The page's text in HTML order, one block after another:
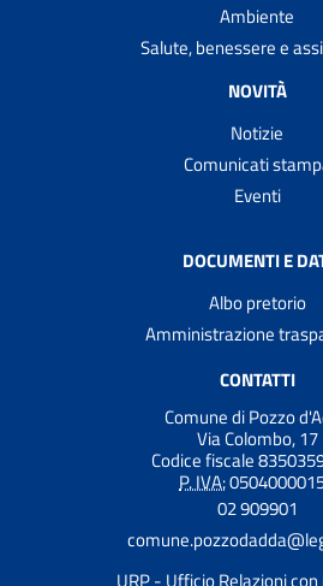
Ambiente
Salute, benessere e
NOVITÀ
Notizie
Comunicati
Eventi
DOCUMENTI E
Albo pretorio
Amministrazione
CONTATTI
Comune di Pozzo
Via Colombo, 17
Codice fiscale
P. IVA:
02 909901
URP - Ufficio Relazioni